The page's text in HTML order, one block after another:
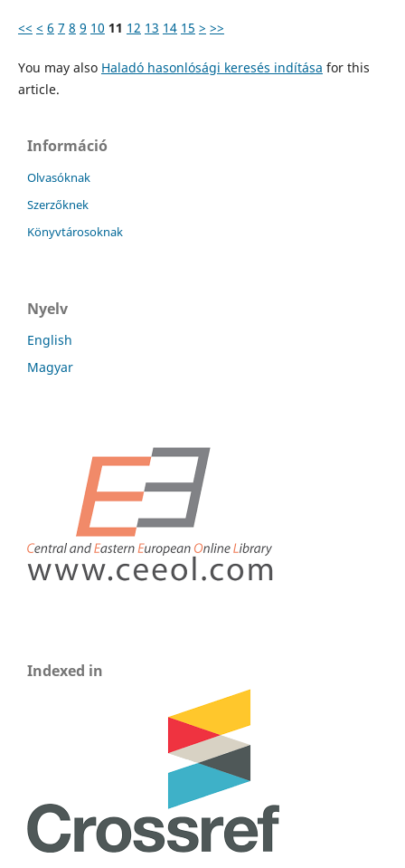
<< < 6 7 8 9 10 11 12 13 14 15 > >>
You may also Haladó hasonlósági keresés indítása for this
article.
Információ
Olvasóknak
Szerzőknek
Könyvtárosoknak
Nyelv
English
Magyar
Indexed in